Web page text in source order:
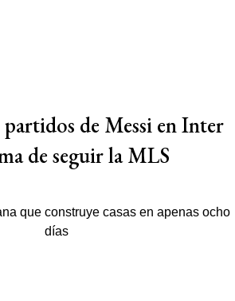
de Messi en Inter
de seguir la MLS